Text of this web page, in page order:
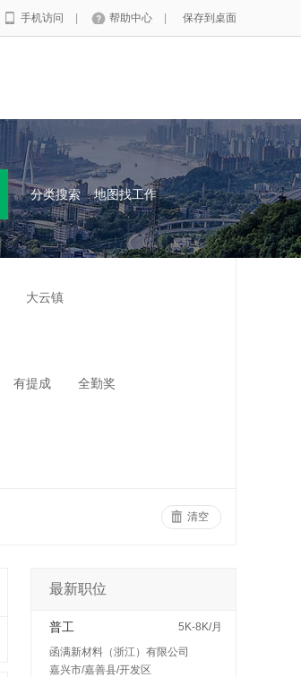
手机访问 帮助中心 保存到桌面
分类搜索 地图找工作
大云镇
有提成 全勤奖
清空
最新职位
普工
5K-8K/月
函满新材料（浙江）有限公司
嘉兴市/嘉善县/开发区